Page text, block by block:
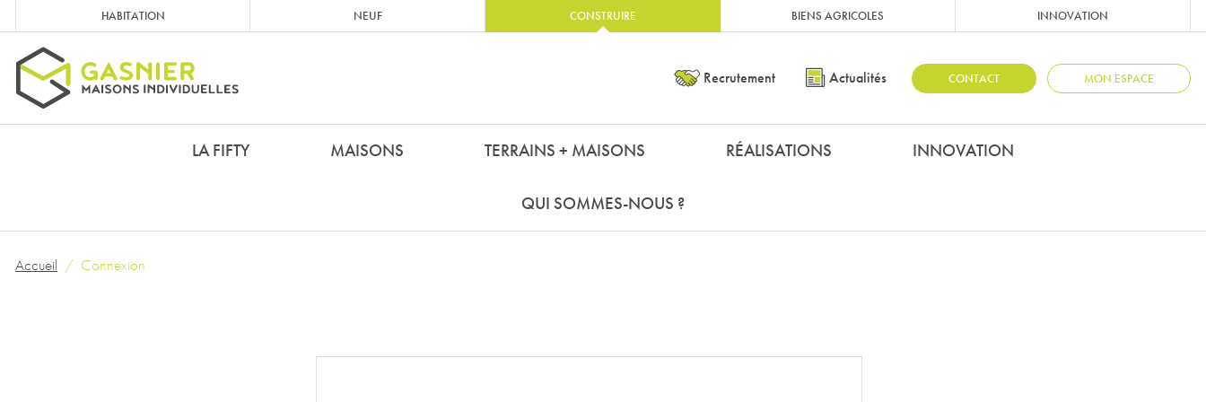
HABITATION NEUF CONSTRUIRE BIENS AGRICOLES INNOVATION
Recrutement Actualités CONTACT MON ESPACE
LA FIFTY MAISONS TERRAINS + MAISONS RÉALISATIONS INNOVATION
QUI SOMMES-NOUS ?
Accueil Connexion